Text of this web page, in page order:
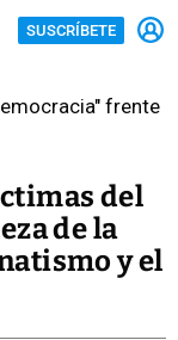
SUSCRÍBETE
frente
del
de la
y el